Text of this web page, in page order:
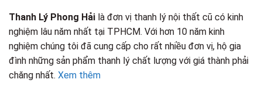
Thanh Lý Phong Hải là đơn vị thanh lý nội thất cũ có kinh
nghiệm lâu năm nhất tại TPHCM. Với hơn 10 năm kinh
nghiệm chúng tôi đã cung cấp cho rất nhiều đơn vị, hộ gia
đình những sản phẩm thanh lý chất lượng với giá thành phải
chăng nhất. Xem thêm